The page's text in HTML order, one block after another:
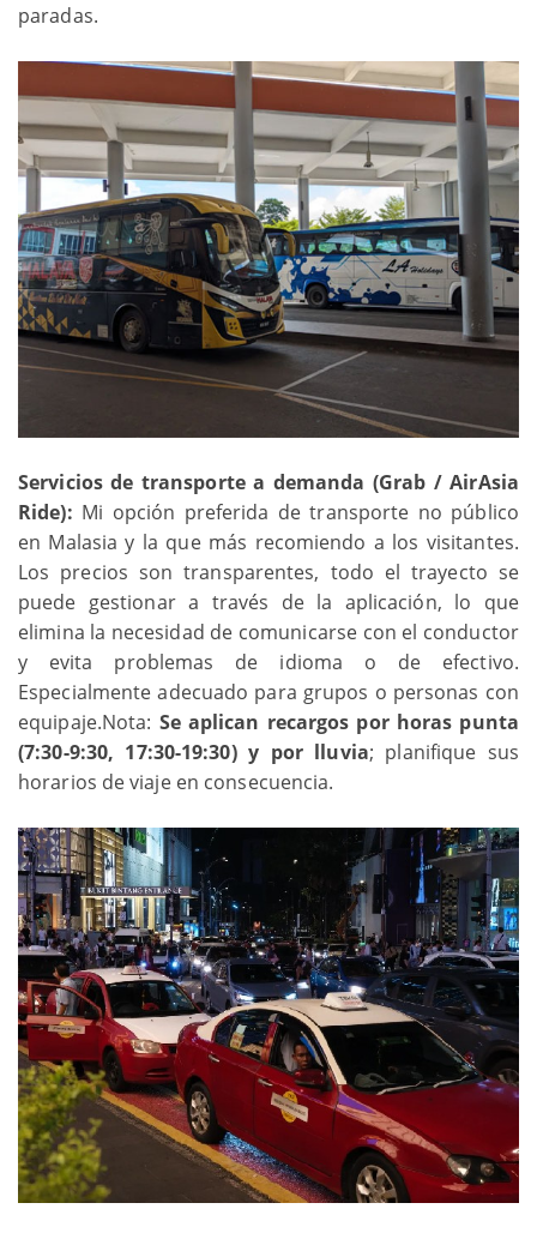
paradas.
Servicios de transporte a demanda (Grab / AirAsia
Ride): Mi opción preferida de transporte no público
en Malasia y la que más recomiendo a los visitantes.
Los precios son transparentes, todo el trayecto se
puede gestionar a través de la aplicación, lo que
elimina la necesidad de comunicarse con el conductor
y evita problemas de idioma o de efectivo.
Especialmente adecuado para grupos o personas con
equipaje.Nota: Se aplican recargos por horas punta
(7:30-9:30, 17:30-19:30) y por lluvia; planifique sus
horarios de viaje en consecuencia.